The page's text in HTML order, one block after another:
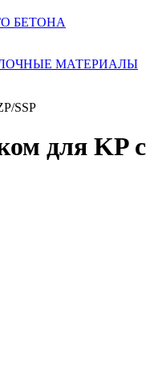
БЕТОНА
МАТЕРИАЛЫ
SSP
для KP с